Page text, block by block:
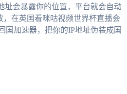
址会暴露你的位置，平台就会自动
在英国看咪咕视频世界杯直播会
国加速器，把你的IP地址伪装成国